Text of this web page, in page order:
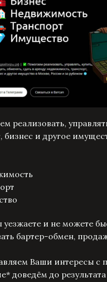
реализовать,
бизнес и другое
уезжаете и не можете
бартер-обмен,
Ваши интересы с
доведём до результата